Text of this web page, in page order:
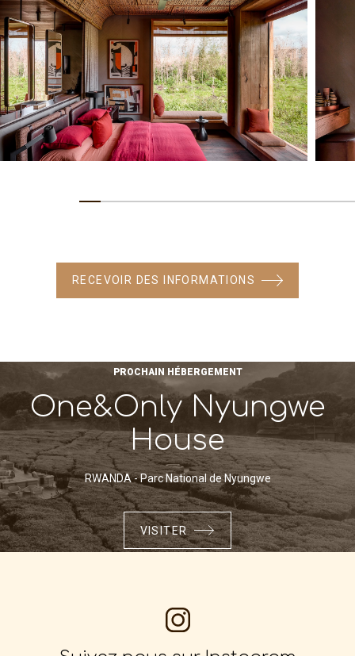
RECEVOIR DES INFORMATIONS
PROCHAIN HÉBERGEMENT
One&Only Nyungwe
House
RWANDA - Parc National de Nyungwe
VISITER